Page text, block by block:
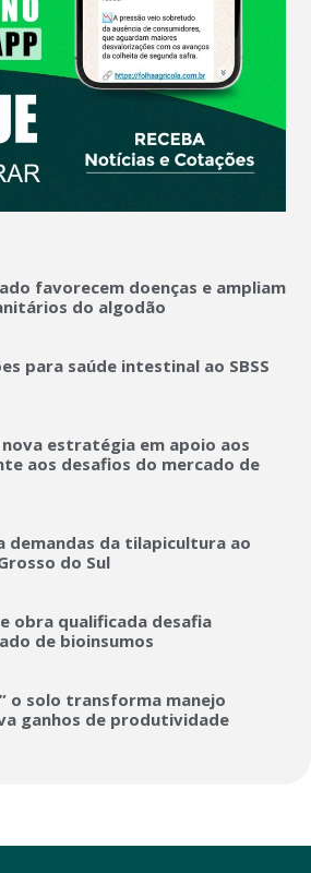
favorecem doenças e ampliam
do algodão
para saúde intestinal ao SBSS
estratégia em apoio aos
aos desafios do mercado de
demandas da tilapicultura ao
do Sul
obra qualificada desafia
de bioinsumos
o solo transforma manejo
ganhos de produtividade